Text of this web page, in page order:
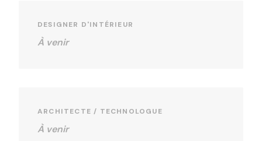
DESIGNER D'INTÉRIEUR
À venir
ARCHITECTE / TECHNOLOGUE
À venir